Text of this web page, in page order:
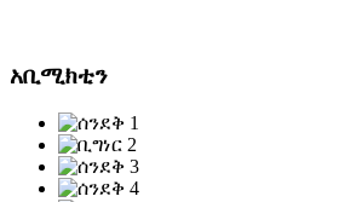
አቢሚክቲን